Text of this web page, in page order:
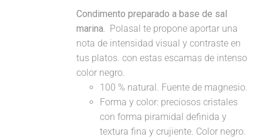
Condimento preparado a base de sal
marina. Polasal te propone aportar una
nota de intensidad visual y contraste en
tus platos. con estas escamas de intenso
color negro.
100 % natural. Fuente de magnesio.
Forma y color: preciosos cristales
con forma piramidal definida y
textura fina y crujiente. Color negro.